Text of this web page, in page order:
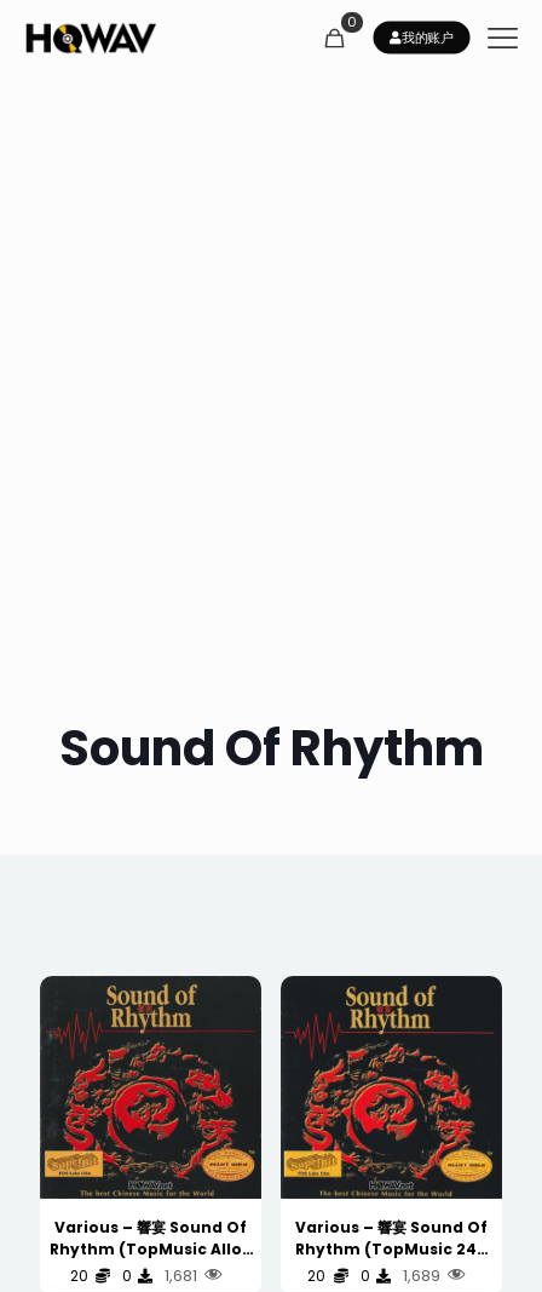
0
我的账户
Sound Of Rhythm
Various – 響宴 Sound Of
Rhythm (TopMusic Alloy
Gold CD 金碟)
20 0 1,681
Various – 響宴 Sound Of
Rhythm (TopMusic 24K
Gold CD 金碟)
20 0 1,689